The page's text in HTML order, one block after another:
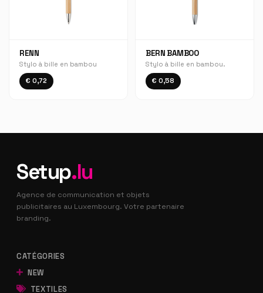
RENN
Stylo à bille en bambou
€ 0,72
BERN BAMBOO
Stylo à bille en bambou.
€ 0,58
Setup.lu
Agence de communication et objets
publicitaires au Luxembourg. Votre partenaire
branding.
CATÉGORIES
NEW
TEXTILES